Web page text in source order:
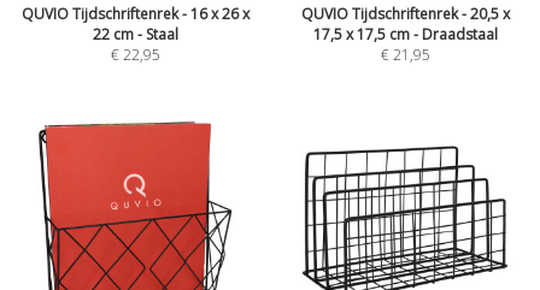
QUVIO Tijdschriftenrek - 16 x 26 x
22 cm - Staal
€22,95
QUVIO Tijdschriftenrek - 20,5 x
17,5 x 17,5 cm - Draadstaal
€21,95